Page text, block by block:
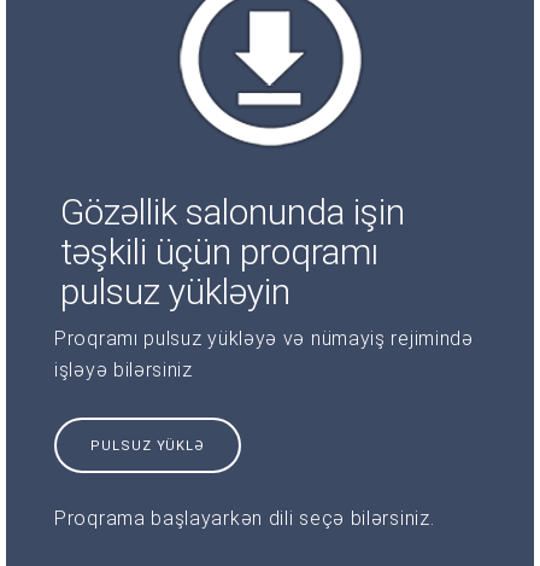
Gözəllik salonunda işin
təşkili üçün proqramı
pulsuz yükləyin
Proqramı pulsuz yükləyə və nümayiş rejimində
işləyə bilərsiniz
PULSUZ YÜKLƏ
Proqrama başlayarkən dili seçə bilərsiniz.